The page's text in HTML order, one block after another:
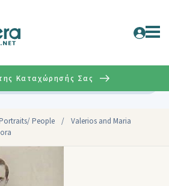
People /
Valerios and Maria
Καταχώρησής Σας